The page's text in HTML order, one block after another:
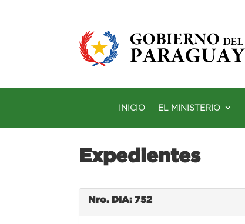
INICIO EL MINISTERIO
Expedientes
Nro. DIA: 752